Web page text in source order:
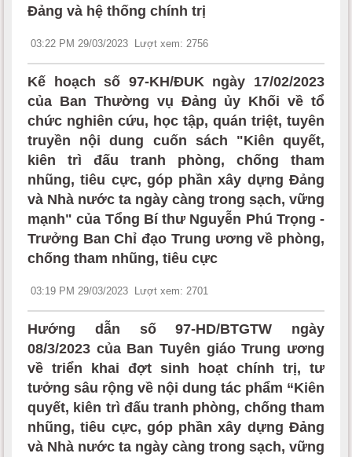
Đảng và hệ thống chính trị
03:22 PM 29/03/2023 Lượt xem: 2756
Kế hoạch số 97-KH/ĐUK ngày 17/02/2023
của Ban Thường vụ Đảng ủy Khối về tổ
chức nghiên cứu, học tập, quán triệt, tuyên
truyền nội dung cuốn sách "Kiên quyết,
kiên trì đấu tranh phòng, chống tham
nhũng, tiêu cực, góp phần xây dựng Đảng
và Nhà nước ta ngày càng trong sạch, vững
mạnh" của Tổng Bí thư Nguyễn Phú Trọng -
Trưởng Ban Chỉ đạo Trung ương về phòng,
chống tham nhũng, tiêu cực
03:19 PM 29/03/2023 Lượt xem: 2701
Hướng dẫn số 97-HD/BTGTW ngày
08/3/2023 của Ban Tuyên giáo Trung ương
về triển khai đợt sinh hoạt chính trị, tư
tưởng sâu rộng về nội dung tác phẩm “Kiên
quyết, kiên trì đấu tranh phòng, chống tham
nhũng, tiêu cực, góp phần xây dựng Đảng
và Nhà nước ta ngày càng trong sạch, vững